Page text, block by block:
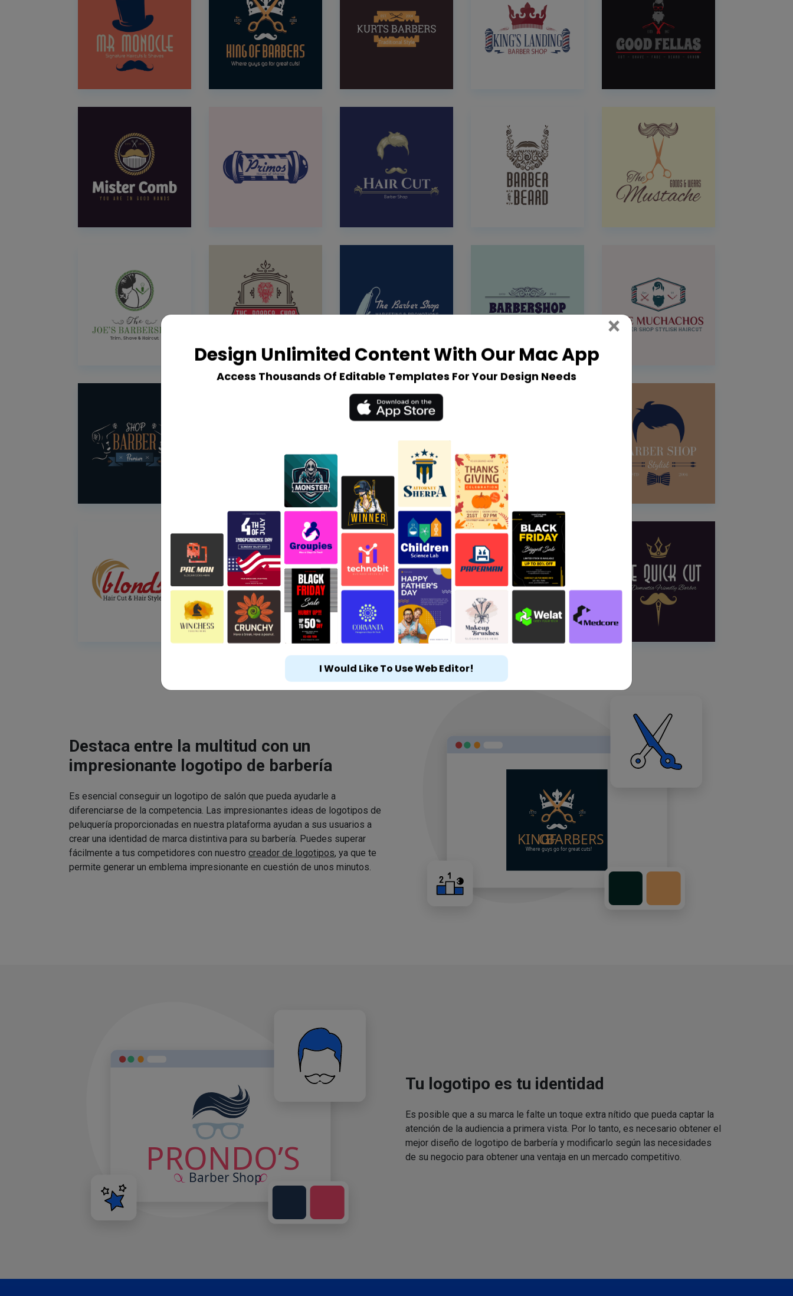
Destaca entre la multitud con un
impresionante logotipo de barbería
Es esencial conseguir un logotipo de salón que pueda ayudarle a
diferenciarse de la competencia. Las impresionantes ideas de logotipos de
peluquería proporcionadas en nuestra plataforma ayudan a sus usuarios a
crear una identidad de marca distintiva para su barbería. Puedes superar
fácilmente a tus competidores con nuestro creador de logotipos, ya que te
permite generar un emblema impresionante en cuestión de unos minutos.
Tu logotipo es tu identidad
Es posible que a su marca le falte un toque extra nítido que pueda captar la
atención de la audiencia a primera vista. Por lo tanto, es necesario obtener el
mejor diseño de logotipo de barbería y modificarlo según las necesidades
de su negocio para obtener una ventaja en un mercado competitivo.
Design Unlimited Content With Our Mac App
Access Thousands Of Editable Templates For Your Design Needs
× Close
I Would Like To Use Web Editor!